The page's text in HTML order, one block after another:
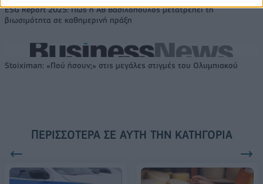
ESG Report 2025: Πώς η ΑΒ Βασιλόπουλος μετατρέπει τη
βιωσιμότητα σε καθημερινή πράξη
Stoiximan: «Πού ήσουν;» στις μεγάλες στιγμές του Ολυμπιακού
ΠΕΡΙΣΣΌΤΕΡΑ ΣΕ ΑΥΤΉ ΤΗΝ ΚΑΤΗΓΟΡΊΑ